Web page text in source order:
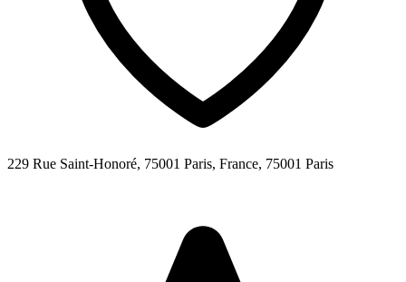
229 Rue Saint-Honoré, 75001 Paris, France, 75001 Paris